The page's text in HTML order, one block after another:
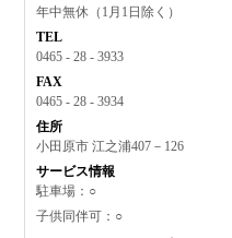
年中無休（1月1日除く）
TEL
0465 - 28 - 3933
FAX
0465 - 28 - 3934
住所
小田原市 江之浦407－126
サービス情報
駐車場：○
子供同伴可：○